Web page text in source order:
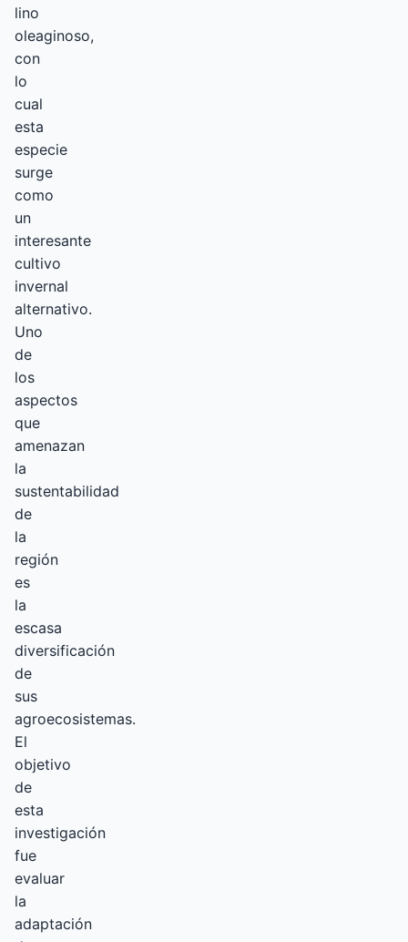
lino
oleaginoso,
con
lo
cual
esta
especie
surge
como
un
interesante
cultivo
invernal
alternativo.
Uno
de
los
aspectos
que
amenazan
la
sustentabilidad
de
la
región
es
la
escasa
diversificación
de
sus
agroecosistemas.
El
objetivo
de
esta
investigación
fue
evaluar
la
adaptación